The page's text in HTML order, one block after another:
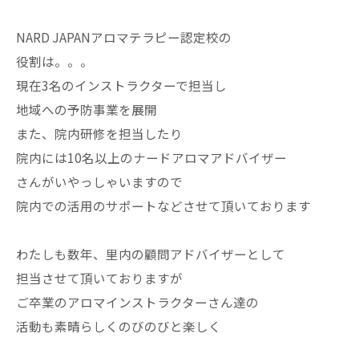
NARD JAPANアロマテラピー認定校の
役割は。。。
現在3名のインストラクターで担当し
地域への予防事業を展開
また、院内研修を担当したり
院内には10名以上のナードアロマアドバイザー
さんがいやっしゃいますので
院内での活用のサポートなどさせて頂いております
わたしも数年、里内の顧問アドバイザーとして
担当させて頂いておりますが
ご卒業のアロマインストラクターさん達の
活動も素晴らしくのびのびと楽しく